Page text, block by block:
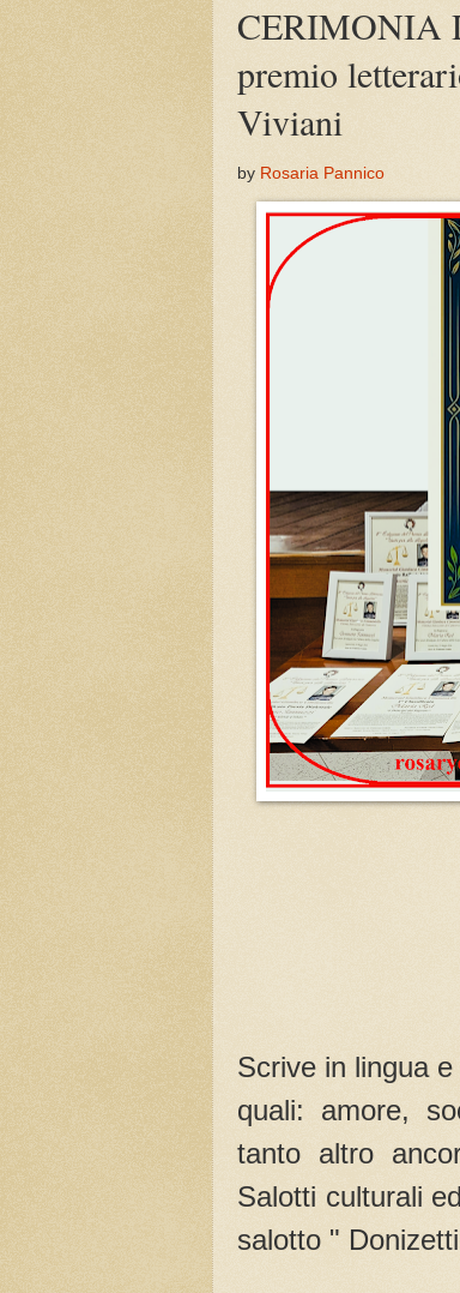
CERIMONIA
premio
Viviani
by Rosaria Pannico
Scrive in lingua
quali: amore,
tanto altro
Salotti culturali
salotto "